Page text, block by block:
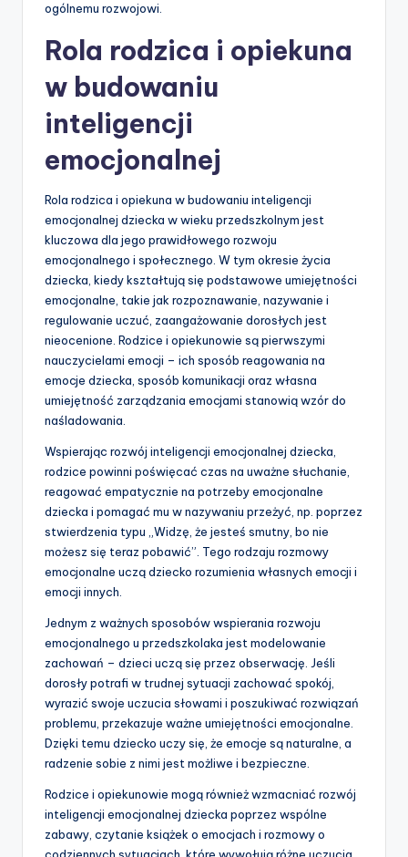
ogólnemu rozwojowi.
Rola rodzica i opiekuna
w budowaniu
inteligencji
emocjonalnej
Rola rodzica i opiekuna w budowaniu inteligencji
emocjonalnej dziecka w wieku przedszkolnym jest
kluczowa dla jego prawidłowego rozwoju
emocjonalnego i społecznego. W tym okresie życia
dziecka, kiedy kształtują się podstawowe umiejętności
emocjonalne, takie jak rozpoznawanie, nazywanie i
regulowanie uczuć, zaangażowanie dorosłych jest
nieocenione. Rodzice i opiekunowie są pierwszymi
nauczycielami emocji – ich sposób reagowania na
emocje dziecka, sposób komunikacji oraz własna
umiejętność zarządzania emocjami stanowią wzór do
naśladowania.
Wspierając rozwój inteligencji emocjonalnej dziecka,
rodzice powinni poświęcać czas na uważne słuchanie,
reagować empatycznie na potrzeby emocjonalne
dziecka i pomagać mu w nazywaniu przeżyć, np. poprzez
stwierdzenia typu „Widzę, że jesteś smutny, bo nie
możesz się teraz pobawić”. Tego rodzaju rozmowy
emocjonalne uczą dziecko rozumienia własnych emocji i
emocji innych.
Jednym z ważnych sposobów wspierania rozwoju
emocjonalnego u przedszkolaka jest modelowanie
zachowań – dzieci uczą się przez obserwację. Jeśli
dorosły potrafi w trudnej sytuacji zachować spokój,
wyrazić swoje uczucia słowami i poszukiwać rozwiązań
problemu, przekazuje ważne umiejętności emocjonalne.
Dzięki temu dziecko uczy się, że emocje są naturalne, a
radzenie sobie z nimi jest możliwe i bezpieczne.
Rodzice i opiekunowie mogą również wzmacniać rozwój
inteligencji emocjonalnej dziecka poprzez wspólne
zabawy, czytanie książek o emocjach i rozmowy o